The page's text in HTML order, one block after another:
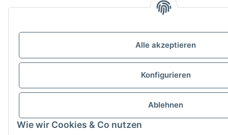
Alle akzeptieren
Konfigurieren
Ablehnen
Wie wir Cookies & Co nutzen